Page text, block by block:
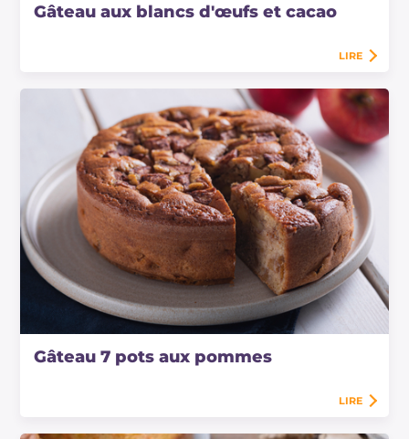
Gâteau aux blancs d'œufs et cacao
LIRE
Gâteau 7 pots aux pommes
LIRE